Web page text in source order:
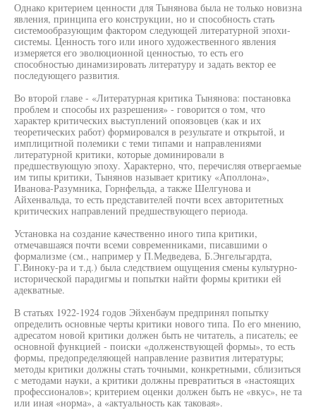
Однако критерием ценности для Тынянова была не только новизна
явления, принципа его конструкции, но и способность стать
системообразующим фактором следующей литературной эпохи-
системы. Ценность того или иного художественного явления
измеряется его эволюционной ценностью, то есть его
способностью динамизировать литературу и задать вектор ее
последующего развития.
Во второй главе - «Литературная критика Тынянова: постановка
проблем и способы их разрешения» - говорится о том, что
характер критических выступлений опоязовцев (как и их
теоретических работ) формировался в результате и открытой, и
имплицитной полемики с теми типами и направлениями
литературной критики, которые доминировали в
предшествующую эпоху. Характерно, что, перечисляя отвергаемые
им типы критики, Тынянов называет критику «Аполлона»,
Иванова-Разумника, Горнфельда, а также Шелгунова и
Айхенвальда, то есть представителей почти всех авторитетных
критических направлений предшествующего периода.
Установка на создание качественно иного типа критики,
отмечавшаяся почти всеми современниками, писавшими о
формализме (см., например у П.Медведева, Б.Энгельгардта,
Г.Виноку-ра и т.д.) была следствием ощущения смены культурно-
исторической парадигмы и попытки найти формы критики ей
адекватные.
В статьях 1922-1924 годов Эйхенбаум предпринял попытку
определить основные черты критики нового типа. По его мнению,
адресатом новой критики должен быть не читатель, а писатель; ее
основной функцией - поиски «долженствующей формы», то есть
формы, предопределяющей направление развития литературы;
методы критики должны стать точными, конкретными, сблизиться
с методами науки, а критики должны превратиться в «настоящих
профессионалов»; критерием оценки должен быть не «вкус», не та
или иная «норма», а «актуальность как таковая».